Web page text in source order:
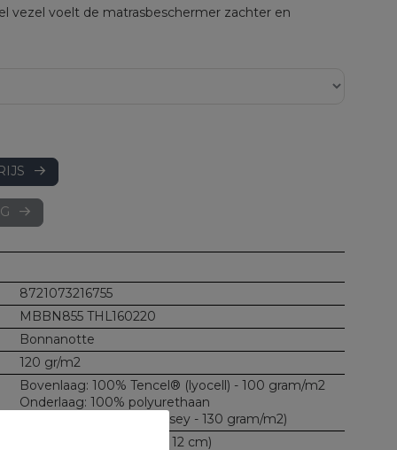
vezel voelt de matrasbeschermer zachter en
8721073216755
MBBN855 THL160220
Bonnanotte
120 gr/m2
Bovenlaag: 100% Tencel® (lyocell) - 100 gram/m2
Onderlaag: 100% polyurethaan
Boord: 100% katoen (jersey - 130 gram/m2)
20 cm (voor toppers tot 12 cm)